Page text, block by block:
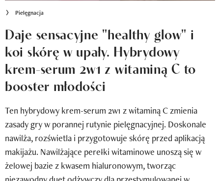
Newsy
Newsletter
Wizaz Summer Influ School
Mój profil / Zarejestruj się
Pielęgnacja
Daje sensacyjne "healthy glow" i
koi skórę w upały. Hybrydowy
krem-serum 2w1 z witaminą C to
booster młodości
Ten hybrydowy krem-serum 2w1 z witaminą C zmienia
zasady gry w porannej rutynie pielęgnacyjnej. Doskonale
nawilża, rozświetla i przygotowuje skórę przed aplikacją
makijażu. Nawilżające perełki witaminowe unoszą się w
żelowej bazie z kwasem hialuronowym, tworząc